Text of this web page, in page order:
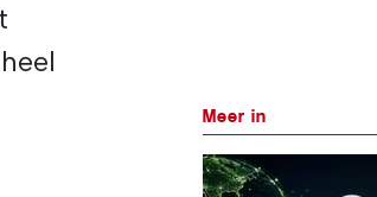
Meer in